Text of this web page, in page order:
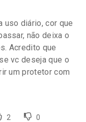
uso diário, cor que
não deixa o
Acredito que
vc deseja que o
um protetor com
2 0